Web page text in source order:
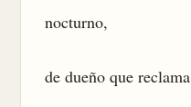
nocturno,
de dueño que reclama